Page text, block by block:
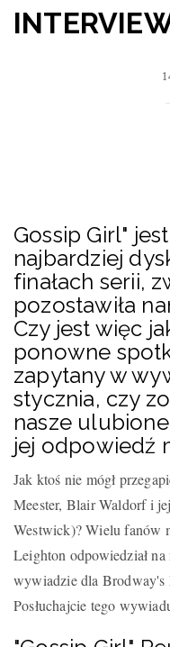
Gossip Girl"
najbardziej
finałach serii,
pozostawiła
Czy jest więc
ponowne
zapytany w
stycznia, czy
nasze
jej odpowiedź
Jak ktoś nie mógł
Meester, Blair Waldorf i
Westwick)? Wielu fanów
Leighton odpowiedział
wywiadzie dla Brodway's
Posłuchajcie tego